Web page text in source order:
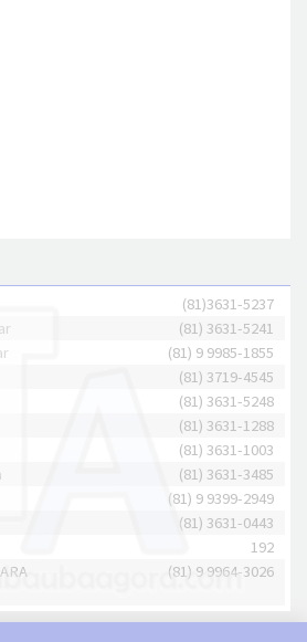
(81)3631-5237
(81) 3631-5241
(81) 9 9985-1855
(81) 3719-4545
(81) 3631-5248
(81) 3631-1288
(81) 3631-1003
(81) 3631-3485
(81) 9 9399-2949
(81) 3631-0443
192
(81) 9 9964-3026